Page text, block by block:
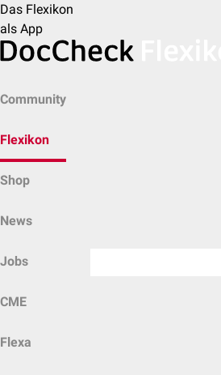
Das Flexikon
als App
Community
Flexikon
Shop
News
Jobs
CME
Flexa